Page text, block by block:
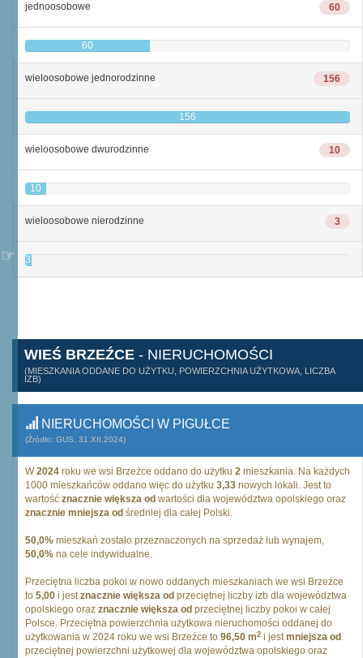
60
jednoosobowe
60
156
wieloosobowe jednorodzinne
156
10
wieloosobowe dwurodzinne
10
3
wieloosobowe nierodzinne
3
WIEŚ BRZEŹCE - NIERUCHOMOŚCI
(MIESZKANIA ODDANE DO UŻYTKU, POWIERZCHNIA UŻYTKOWA, LICZBA
IZB)
NIERUCHOMOŚCI W PIGUŁCE
(Źródło: GUS, 31.XII.2024)
W2024 roku we wsi Brzeźce oddano do użytku 2 mieszkania. Na każdych
1000 mieszkańców oddano więc do użytku 3,33 nowych lokali. Jest to
wartość znacznie większa od wartości dla województwa opolskiego oraz
znacznie mniejsza od średniej dla całej Polski.
50,0% mieszkań zostało przeznaczonych na sprzedaż lub wynajem,
50,0% na cele indywidualne.
Przeciętna liczba pokoi w nowo oddanych mieszkaniach we wsi Brzeźce
to 5,00 i jestznacznie większa od przeciętnej liczby izb dla województwa
opolskiego oraz znacznie większa od przeciętnej liczby pokoi w całej
Polsce. Przeciętna powierzchnia użytkowa nieruchomości oddanej do
użytkowania w 2024 roku we wsi Brzeźce to 96,50 m2 i jestmniejsza od
przeciętnej powierzchni użytkowej dla województwa opolskiego oraz